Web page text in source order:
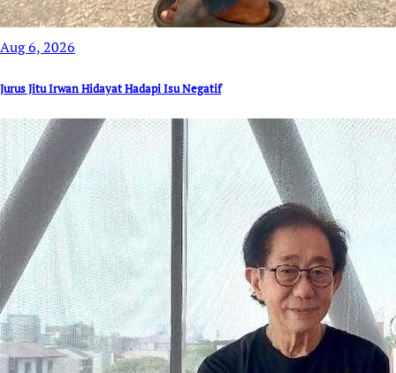
Aug 6, 2026
Jurus Jitu Irwan Hidayat Hadapi Isu Negatif